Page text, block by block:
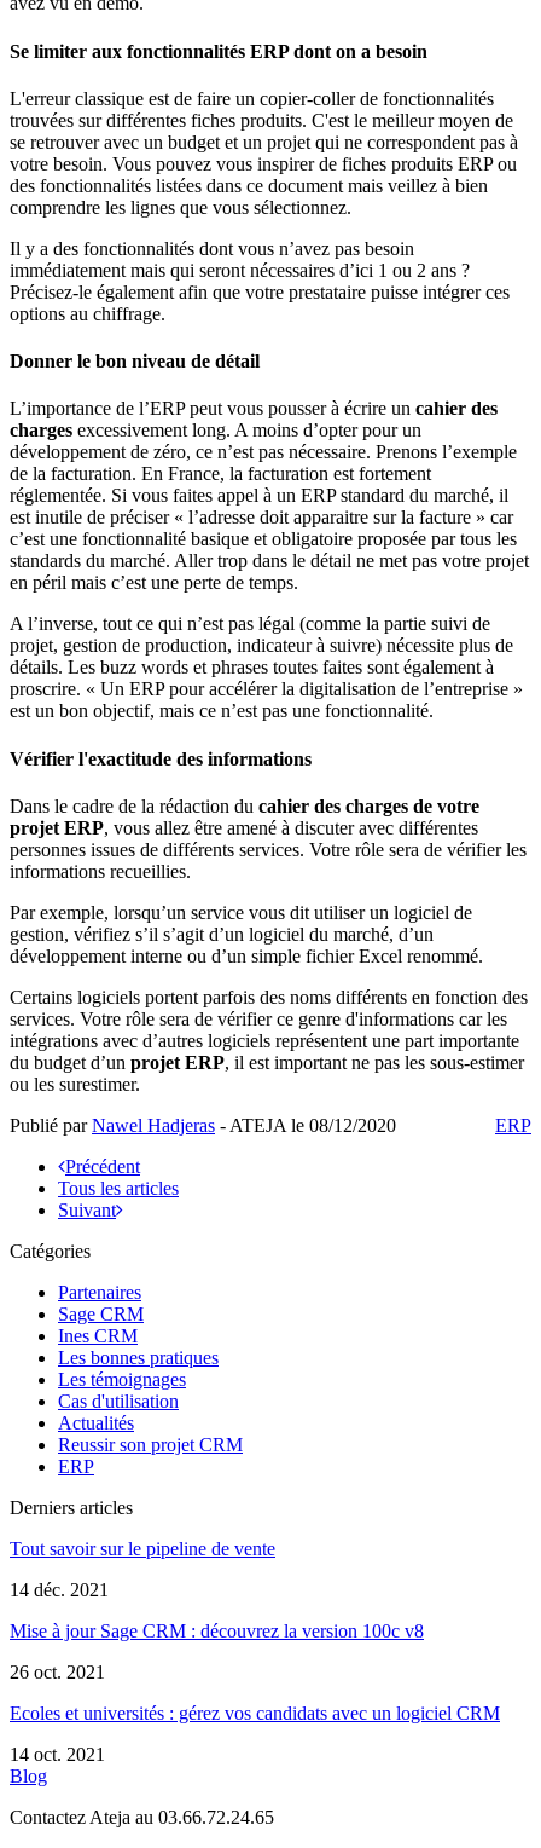
Se limiter aux fonctionnalités ERP dont on a besoin
L'erreur classique est de faire un copier-coller de fonctionnalités
trouvées sur différentes fiches produits. C'est le meilleur moyen de
se retrouver avec un budget et un projet qui ne correspondent pas à
votre besoin. Vous pouvez vous inspirer de fiches produits ERP ou
des fonctionnalités listées dans ce document mais veillez à bien
comprendre les lignes que vous sélectionnez.
Il y a des fonctionnalités dont vous n’avez pas besoin
immédiatement mais qui seront nécessaires d’ici 1 ou 2 ans ?
Précisez-le également afin que votre prestataire puisse intégrer ces
options au chiffrage.
Donner le bon niveau de détail
L’importance de l’ERP peut vous pousser à écrire un cahier des
charges excessivement long. A moins d’opter pour un
développement de zéro, ce n’est pas nécessaire. Prenons l’exemple
de la facturation. En France, la facturation est fortement
réglementée. Si vous faites appel à un ERP standard du marché, il
est inutile de préciser « l’adresse doit apparaitre sur la facture » car
c’est une fonctionnalité basique et obligatoire proposée par tous les
standards du marché. Aller trop dans le détail ne met pas votre projet
en péril mais c’est une perte de temps.
A l’inverse, tout ce qui n’est pas légal (comme la partie suivi de
projet, gestion de production, indicateur à suivre) nécessite plus de
détails. Les buzz words et phrases toutes faites sont également à
proscrire. « Un ERP pour accélérer la digitalisation de l’entreprise »
est un bon objectif, mais ce n’est pas une fonctionnalité.
Vérifier l'exactitude des informations
Dans le cadre de la rédaction du cahier des charges de votre
projet ERP, vous allez être amené à discuter avec différentes
personnes issues de différents services. Votre rôle sera de vérifier les
informations recueillies.
Par exemple, lorsqu’un service vous dit utiliser un logiciel de
gestion, vérifiez s’il s’agit d’un logiciel du marché, d’un
développement interne ou d’un simple fichier Excel renommé.
Certains logiciels portent parfois des noms différents en fonction des
services. Votre rôle sera de vérifier ce genre d'informations car les
intégrations avec d’autres logiciels représentent une part importante
du budget d’un projet ERP, il est important ne pas les sous-estimer
ou les surestimer.
ERP
Publié parNawel Hadjeras - ATEJA le 08/12/2020
Précédent
Tous les articles
Suivant
Catégories
Partenaires
Sage CRM
Ines CRM
Les bonnes pratiques
Les témoignages
Cas d'utilisation
Actualités
Reussir son projet CRM
ERP
Derniers articles
Tout savoir sur le pipeline de vente
14 déc. 2021
Mise à jour Sage CRM : découvrez la version 100c v8
26 oct. 2021
Ecoles et universités : gérez vos candidats avec un logiciel CRM
14 oct. 2021
Blog
Contactez Ateja au 03.66.72.24.65